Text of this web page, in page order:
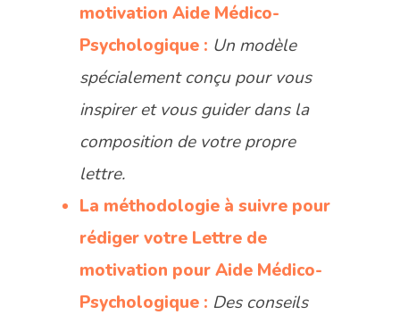
motivation Aide Médico-
Psychologique : Un modèle
spécialement conçu pour vous
inspirer et vous guider dans la
composition de votre propre
lettre.
La méthodologie à suivre pour
rédiger votre Lettre de
motivation pourAide Médico-
Psychologique : Des conseils